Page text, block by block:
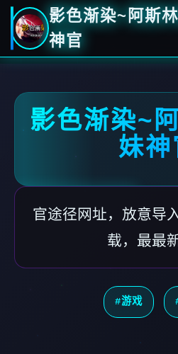
影色渐染~阿斯
神官
影色渐染~
妹神
官途径网址，放意导
载，最最
#游戏